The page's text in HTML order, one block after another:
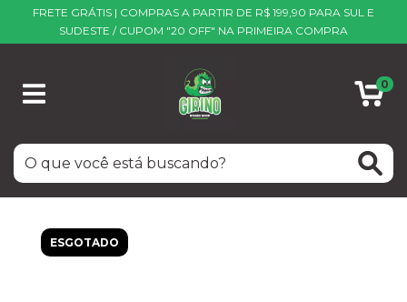
FRETE GRÁTIS | COMPRAS A PARTIR DE R$ 199,90 PARA SUL E
SUDESTE / CUPOM "20 OFF" NA PRIMEIRA COMPRA
0
ESGOTADO